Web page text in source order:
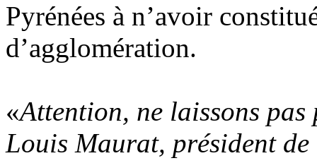
Pyrénées à n’avoir
d’agglomération.
«Attention, ne laissons
Louis Maurat, président